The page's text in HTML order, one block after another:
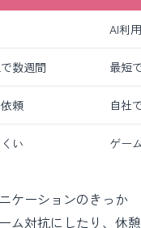
AI利
数週間 最短
頼 自社
い ゲー
ケーションのきっか
ム対抗にしたり、休憩